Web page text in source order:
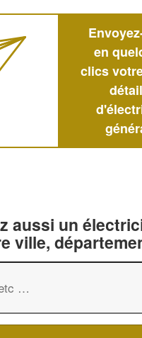
en
clics
aussi un
ville,